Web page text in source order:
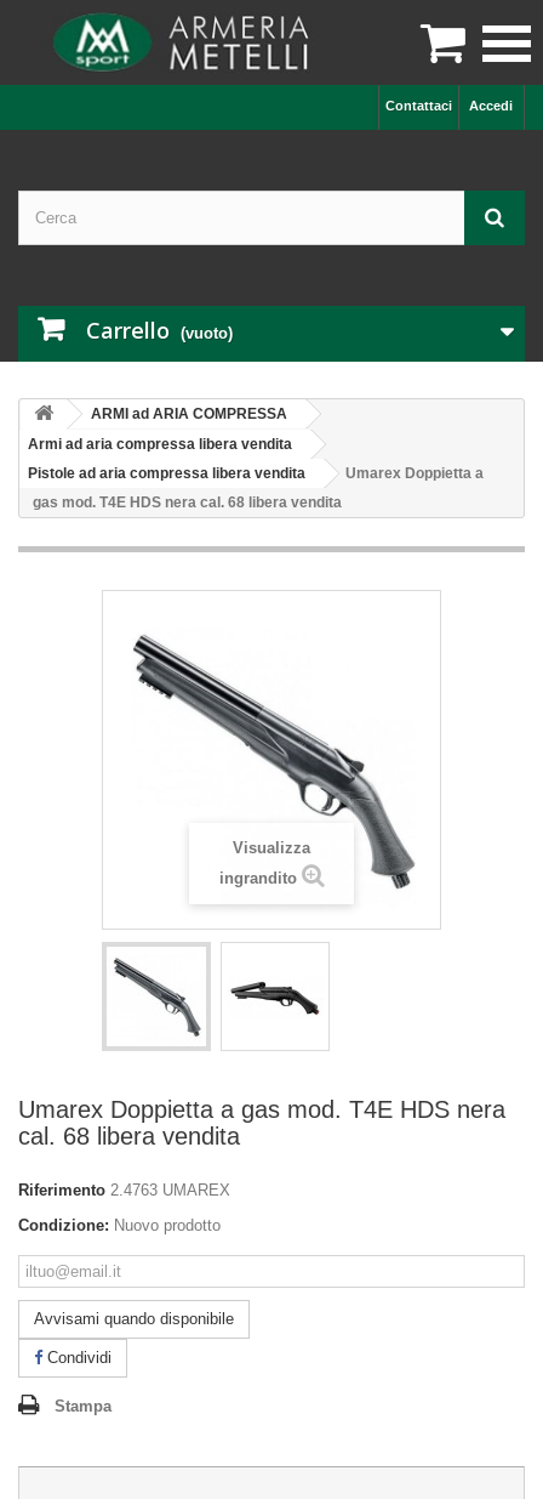

Accedi
Contattaci
Carrello (vuoto)
ARMI ad ARIA COMPRESSA
Armi ad aria compressa libera vendita
Pistole ad aria compressa libera vendita
Umarex Doppietta a
gas mod. T4E HDS nera cal. 68 libera vendita
Visualizza
ingrandito
Umarex Doppietta a gas mod. T4E HDS nera
cal. 68 libera vendita
Riferimento 2.4763 UMAREX
Condizione: Nuovo prodotto
Avvisami quando disponibile
Condividi
Stampa